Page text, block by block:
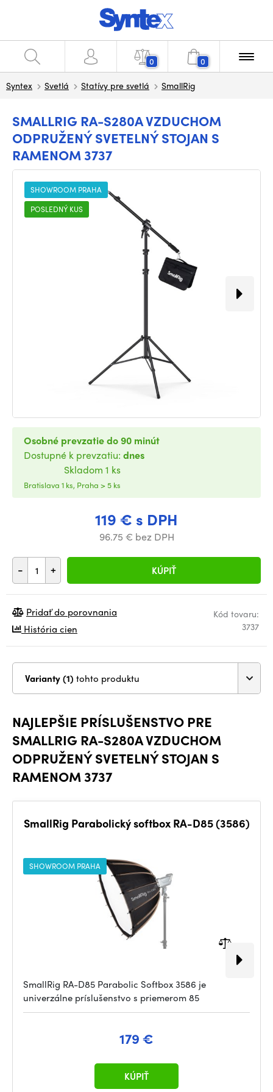
0 0
Syntex Svetlá Statívy pre svetlá SmallRig
SMALLRIG RA-S280A VZDUCHOM
ODPRUŽENÝ SVETELNÝ STOJAN S
RAMENOM 3737
SHOWROOM PRAHA
POSLEDNÝ KUS
119 € s DPH
96.75 € bez DPH
- + KÚPIŤ
Osobné prevzatie do 90 minút
Dostupné k prevzatiu: dnes
Skladom 1 ks
Bratislava 1 ks, Praha > 5 ks
Kód tovaru:
3737
Pridať do porovnania
História cien
Varianty (1) tohto produktu
NAJLEPŠIE PRÍSLUŠENSTVO PRE
SMALLRIG RA-S280A VZDUCHOM
ODPRUŽENÝ SVETELNÝ STOJAN S
RAMENOM 3737
SmallRig Parabolický softbox RA-D85 (3586)
SHOWROOM PRAHA
SmallRig RA-D85 Parabolic Softbox 3586 je
univerzálne príslušenstvo s priemerom 85
179 €
KÚPIŤ